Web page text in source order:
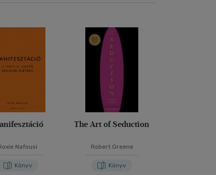
Nafousi
Könyv
The Art of Seduction
Robert Greene
Könyv